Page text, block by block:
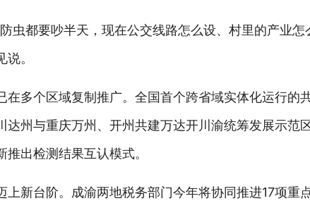
虫都要吵半天，现在公交线路怎么设、村里的产业
。
在多个区域复制推广。全国首个跨省域实体化运行
达州与重庆万州、开州共建万达开川渝统筹发展示范
出检测结果互认模式。
上新台阶。成渝两地税务部门今年将协同推进17项重